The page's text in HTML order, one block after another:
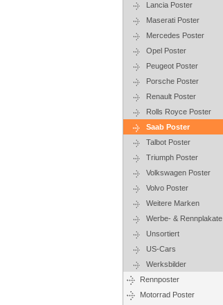
Lancia Poster
Maserati Poster
Mercedes Poster
Opel Poster
Peugeot Poster
Porsche Poster
Renault Poster
Rolls Royce Poster
Saab Poster
Talbot Poster
Triumph Poster
Volkswagen Poster
Volvo Poster
Weitere Marken
Werbe- & Rennplakate
Unsortiert
US-Cars
Werksbilder
Rennposter
Motorrad Poster